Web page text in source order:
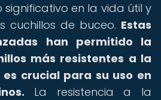
en la vida útil y
cuchillos de buceo. Estas
han permitido la
más resistentes a la
crucial para su uso en
La resistencia a la